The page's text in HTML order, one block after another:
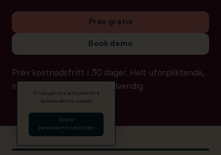
Prøv gratis
Book demo
Prøv kostnadsfritt i 30 dager. Helt uforpliktende,
ingen betalingsdetaljer nødvendig.
Vi trenger ditt samtykke for å
spille av denne videoen
Endre
personverninnstillinger